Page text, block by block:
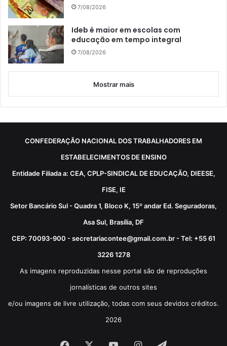
7/08/2026
Ideb é maior em escolas com
educação em tempo integral
7/08/2026
Mostrar mais
CONFEDERAÇÃO NACIONAL DOS TRABALHADORES EM
ESTABELECIMENTOS DE ENSINO
Entidade Filiada a: CEA, CPLP-SINDICAL DE EDUCAÇÃO, DIEESE,
FISE, IE
Setor Bancário Sul - Quadra 1, Bloco K, 15º andar Ed. Seguradoras,
Asa Sul, Brasília, DF
CEP: 70093-900 - secretariacontee@gmail.com.br - Tel: +55 61
3226 1278
As imagens reproduzidas nesse portal são de reproduções
jornalísticas de outros sites
e/ou imagens de livre utilização, todas com seus devidos créditos.
2026